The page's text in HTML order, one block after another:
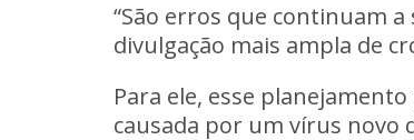
“São erros que continuam
divulgação mais ampla de
Para ele, esse
causada por um vírus novo